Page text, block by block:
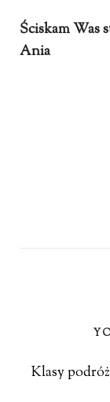
Ściskam Was
Ania
Klasy